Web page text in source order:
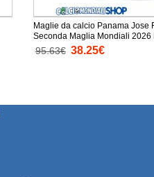
Maglie da calcio Panama Jose
95.63€ 38.25€